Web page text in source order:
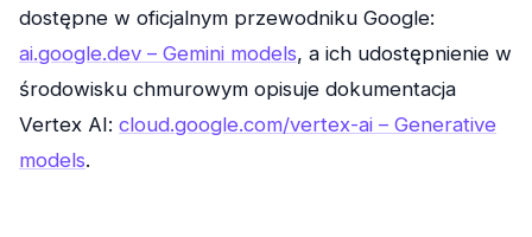
dostępne w oficjalnym przewodniku Google:
ai.google.dev – Gemini models, a ich udostępnienie w
środowisku chmurowym opisuje dokumentacja
Vertex AI: cloud.google.com/vertex-ai – Generative
models.